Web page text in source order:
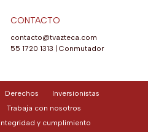
CONTACTO
contacto@tvazteca.com
55 1720 1313
Conmutador
Derechos
Inversionistas
Trabaja con nosotros
y cumplimiento